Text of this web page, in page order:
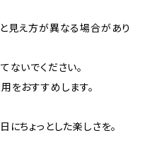
見え方が異なる場合があり
ないでください。
をおすすめします。
にちょっとした楽しさを。